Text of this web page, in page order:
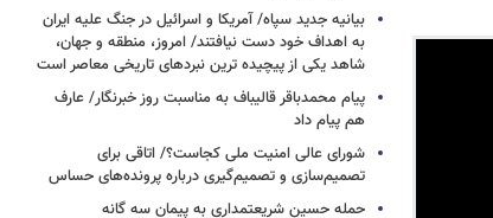
بیانیه جدید سپاه/ آمریکا و اسرائیل در جنگ علیه ایران
به اهداف خود دست نیافتند/ امروز، منطقه و جهان،
شاهد یکی از پیچیده ترین نبردهای تاریخی معاصر است
پیام محمدباقر قالیباف به مناسبت روز خبرنگار/ عارف
هم پیام داد
شورای عالی امنیت ملی کجاست؟/ اتاقی برای
تصمیم‌سازی و تصمیم‌گیری درباره پرونده‌های حساس
حمله حسین شریعتمداری به پیمان سه گانه